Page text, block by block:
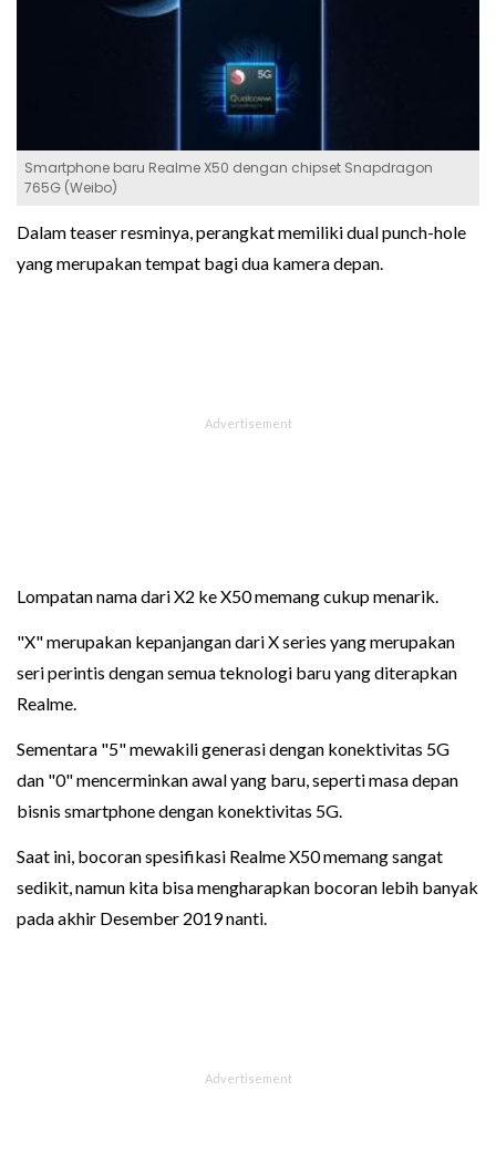
Smartphone baru Realme X50 dengan chipset Snapdragon
765G (Weibo)
Dalam teaser resminya, perangkat memiliki dual punch-hole
yang merupakan tempat bagi dua kamera depan.
Lompatan nama dari X2 ke X50 memang cukup menarik.
"X" merupakan kepanjangan dari X series yang merupakan
seri perintis dengan semua teknologi baru yang diterapkan
Realme.
Sementara "5" mewakili generasi dengan konektivitas 5G
dan "0" mencerminkan awal yang baru, seperti masa depan
bisnis smartphone dengan konektivitas 5G.
Saat ini, bocoran spesifikasi Realme X50 memang sangat
sedikit, namun kita bisa mengharapkan bocoran lebih banyak
pada akhir Desember 2019 nanti.